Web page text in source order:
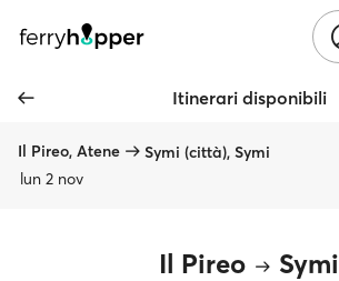
Itinerari disponibili
Il Pireo, Atene
Symi (città), Symi
lun 2 nov
Il Pireo Symi